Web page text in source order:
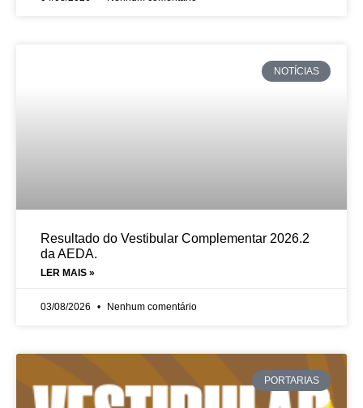
NOTÍCIAS
Resultado do Vestibular Complementar 2026.2
da AEDA.
LER MAIS »
03/08/2026 Nenhum comentário
PORTARIAS